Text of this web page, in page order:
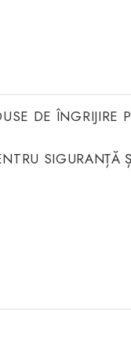
DE ÎNGRIJIRE
SIGURANȚĂ